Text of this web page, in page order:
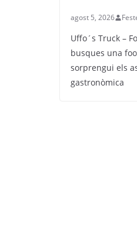
agost 5, 2026
Uffo´s Truck –
busques una
sorprengui els
gastronòmica